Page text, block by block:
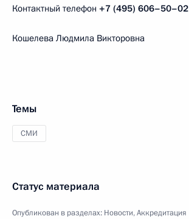
Контактный телефон +7 (495) 606–50–02
Кошелева Людмила Викторовна
Темы
СМИ
Статус материала
Опубликован в разделах: Новости,Аккредитация